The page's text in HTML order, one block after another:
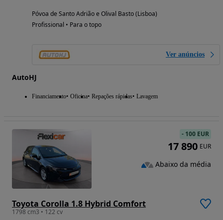
Póvoa de Santo Adrião e Olival Basto (Lisboa)
Profissional • Para o topo
Ver anúncios
AutoHJ
Financiamento Oficina Repações rápidas Lavagem
Toyota Corolla 1.8 Hybrid Comfort
1798 cm3 • 122 cv
- 100 EUR
17 890 EUR
Abaixo da média